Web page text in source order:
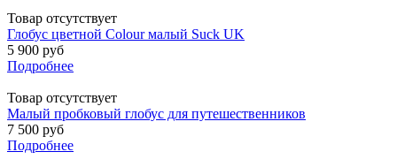
Товар отсутствует
Глобус цветной Colour малый Suck UK
5 900 руб
Подробнее
Товар отсутствует
Малый пробковый глобус для путешественников
7 500 руб
Подробнее